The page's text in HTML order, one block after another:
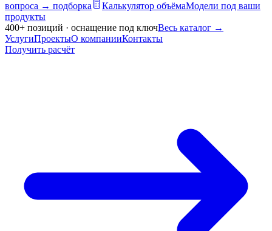
вопроса → подборка
Калькулятор объёмаМодели под ваши
продукты
400+ позиций · оснащение под ключВесь каталог →
УслугиПроектыО компанииКонтакты
Получить расчёт